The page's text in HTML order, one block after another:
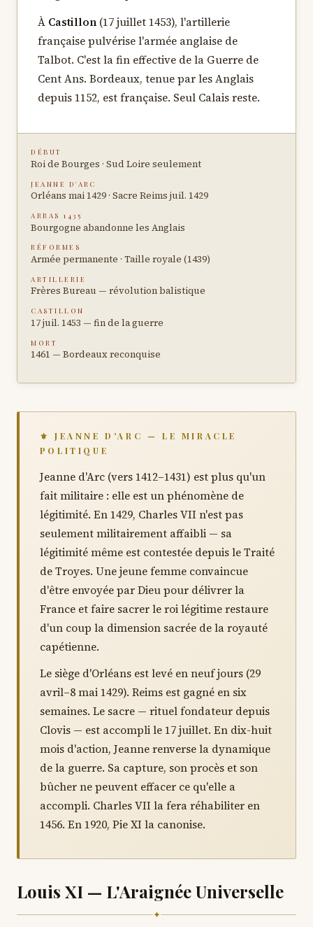
À Castillon(17 juillet 1453), l'artillerie
française pulvérise l'armée anglaise de
Talbot. C'est la fin effective de la Guerre de
Cent Ans. Bordeaux, tenue par les Anglais
depuis 1152, est française. Seul Calais reste.
DÉBUT
Roi de Bourges · Sud Loire seulement
JEANNE D'ARC
Orléans mai 1429 · Sacre Reims juil. 1429
ARRAS 1435
Bourgogne abandonne les Anglais
RÉFORMES
Armée permanente · Taille royale (1439)
ARTILLERIE
Frères Bureau — révolution balistique
CASTILLON
17 juil. 1453 — fin de la guerre
MORT
1461 — Bordeaux reconquise
⚜ JEANNE D'ARC — LE MIRACLE
POLITIQUE
Jeanne d'Arc (vers 1412–1431) est plus qu'un
fait militaire : elle est un phénomène de
légitimité. En 1429, Charles VII n'est pas
seulement militairement affaibli — sa
légitimité même est contestée depuis le Traité
de Troyes. Une jeune femme convaincue
d'être envoyée par Dieu pour délivrer la
France et faire sacrer le roi légitime restaure
d'un coup la dimension sacrée de la royauté
capétienne.
Le siège d'Orléans est levé en neuf jours (29
avril–8 mai 1429). Reims est gagné en six
semaines. Le sacre — rituel fondateur depuis
Clovis — est accompli le 17 juillet. En dix-huit
mois d'action, Jeanne renverse la dynamique
de la guerre. Sa capture, son procès et son
bûcher ne peuvent effacer ce qu'elle a
accompli. Charles VII la fera réhabiliter en
1456. En 1920, Pie XI la canonise.
Louis XI — L'Araignée Universelle
✦